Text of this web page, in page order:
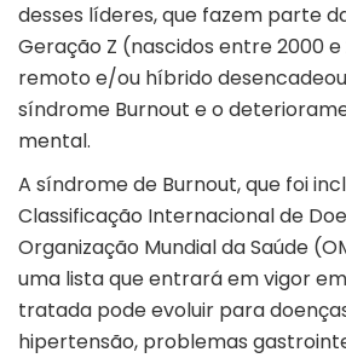
desses líderes, que fazem parte
Geração Z (nascidos entre 2000
remoto e/ou híbrido
síndrome Burnout e o
mental.
A síndrome de Burnout, que foi
Classificação Internacional de
Organização Mundial da Saúde
uma lista que entrará em vigor
tratada pode evoluir para
hipertensão, problemas